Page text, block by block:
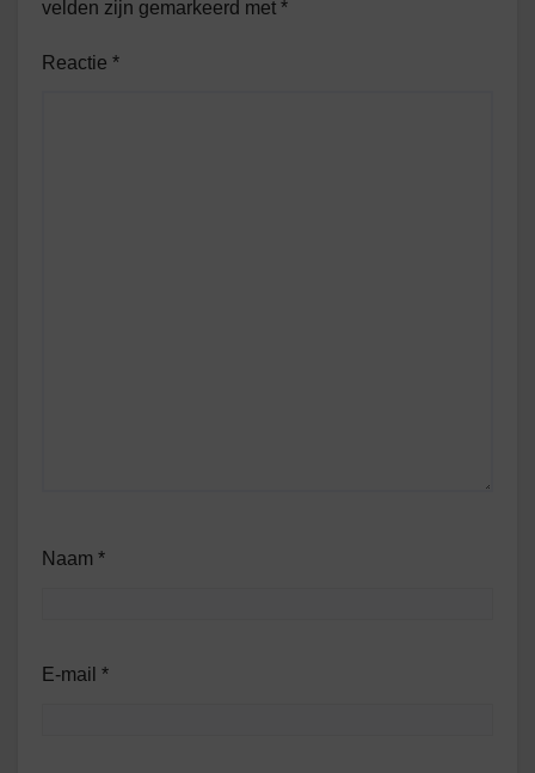
velden zijn gemarkeerd met *
Reactie *
Naam *
E-mail *